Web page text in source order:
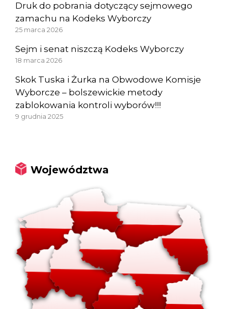
Druk do pobrania dotyczący sejmowego
zamachu na Kodeks Wyborczy
25 marca 2026
Sejm i senat niszczą Kodeks Wyborczy
18 marca 2026
Skok Tuska i Żurka na Obwodowe Komisje
Wyborcze – bolszewickie metody
zablokowania kontroli wyborów!!!
9 grudnia 2025
Województwa